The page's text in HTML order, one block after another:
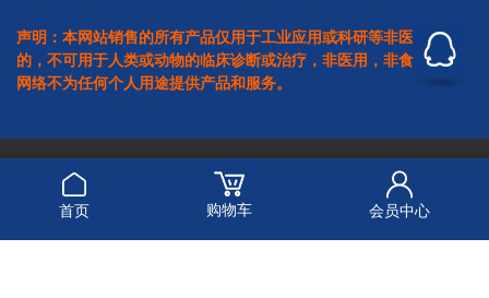
首页 购物车 会员中心
声明：本网站销售的所有产品仅用于工业应用或科研等非医疗目
的，不可用于人类或动物的临床诊断或治疗，非医用，非食用。本
网络不为任何个人用途提供产品和服务。
Copyright © 2026 凯曼尼
All Rights Reserved.
沪公网安备 31011502019997号
沪ICP备2021037122号